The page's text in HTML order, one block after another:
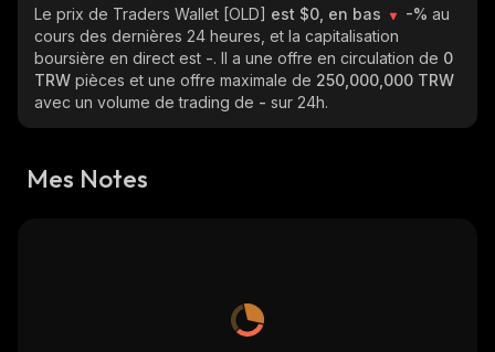
Le prix de Traders Wallet [OLD] est $0, en bas -% au
cours des dernières 24 heures, et la capitalisation
boursière en direct est -. Il a une offre en circulation de 0
TRW pièces et une offre maximale de 250,000,000 TRW
avec un volume de trading de - sur 24h.
Mes Notes